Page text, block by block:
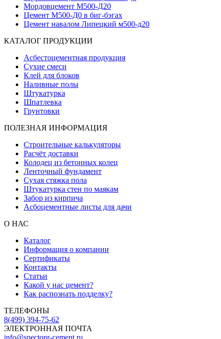
Мордовцемент М500-Д20
Цемент М500-Д0 в биг-бэгах
Цемент навалом Липецкий м500-д20
КАТАЛОГ ПРОДУКЦИИ
Асбестоцементная продукция
Сухие смеси
Клей для блоков
Наливные полы
Штукатурка
Шпатлевка
Грунтовки
ПОЛЕЗНАЯ ИНФОРМАЦИЯ
Строительные калькуляторы
Расчёт доставки
Колодец из бетонных колец
Ленточный фундамент
Сухая стяжка пола
Штукатурка стен по маякам
Забор из кирпича
Асбоцементные листы для дачи
О НАС
Каталог
Информация о компании
Сертификаты
Контакты
Статьи
Какой у нас цемент?
Как распознать подделку?
ТЕЛЕФОНЫ
8(499) 394-75-62
ЭЛЕКТРОННАЯ ПОЧТА